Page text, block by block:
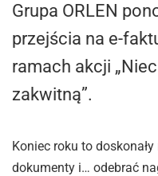
Grupa ORLEN
przejścia na e-
ramach akcji
zakwitną”.
Koniec roku to
dokumenty i… odebrać